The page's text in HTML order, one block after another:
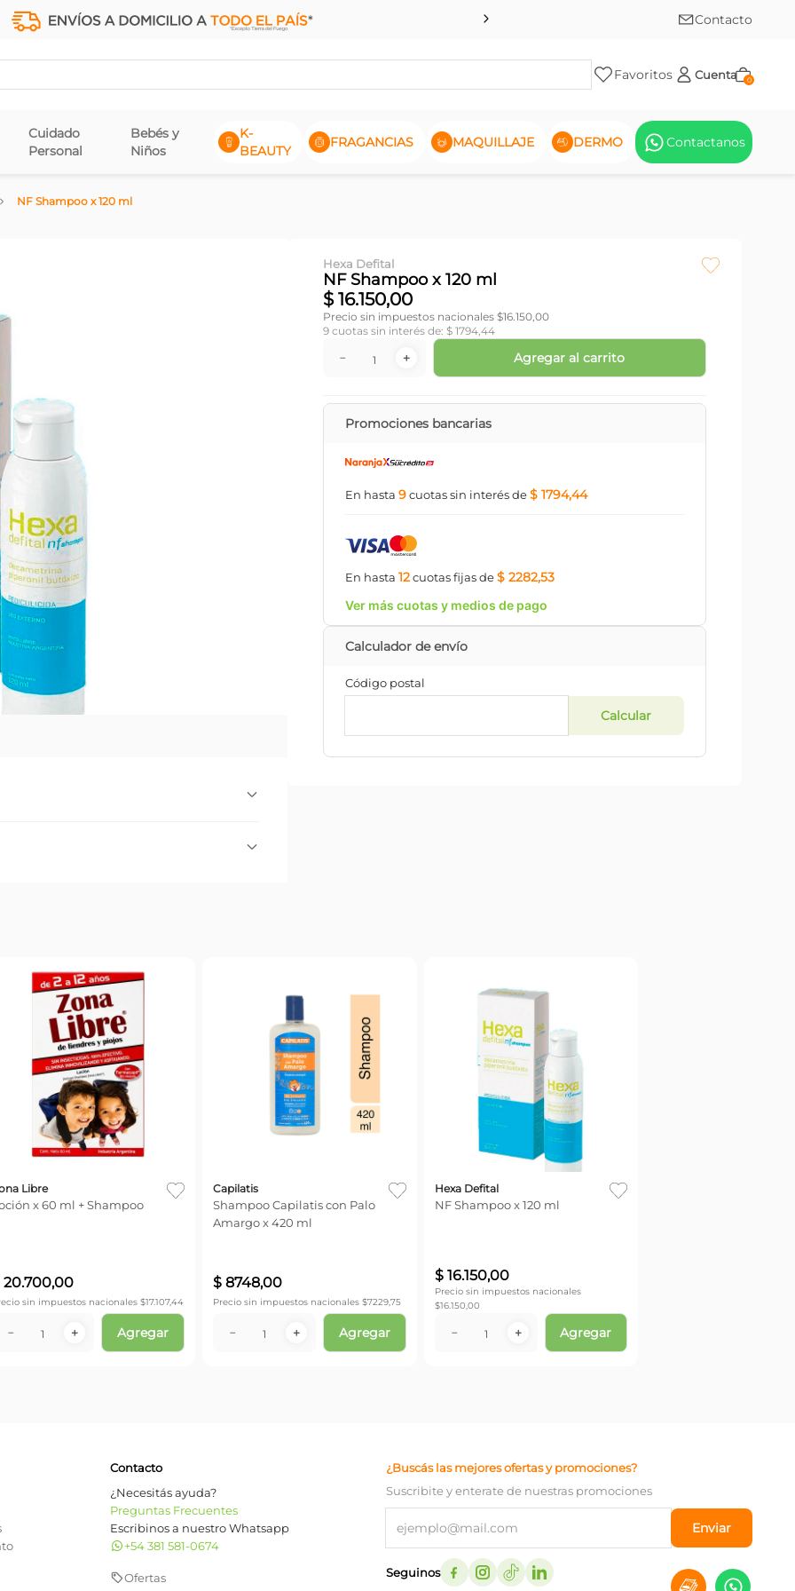
Contacto
Favoritos Cuenta 0
Cuidado
Personal
Bebés y
Niños
K-
BEAUTY
FRAGANCIAS MAQUILLAJE DERMO Contactanos
NF Shampoo x 120 ml
pediculosis del cuero cabelludo. Su
Todos
Hexa Defital
NF Shampoo x 120 ml
$ 16.150,00
Precio sin impuestos nacionales $16.150,00
9cuotas sin interés de: $ 1794,44
＋
－ Agregar al carrito
Promociones bancarias
En hasta 9cuotassin interésde$ 1794,44
En hasta 12cuotasfijasde$ 2282,53
Ver más cuotas y medios de pago
Código postal
Libre
x 60 ml + Shampoo
20.700,00
sin impuestos nacionales $17.107,44
＋
－ Agregar
Capilatis
Shampoo Capilatis con Palo
Amargo x 420 ml
$ 8748,00
Precio sin impuestos nacionales $7229,75
＋
－ Agregar
Hexa Defital
NF Shampoo x 120 ml
$ 16.150,00
Precio sin impuestos nacionales
$16.150,00
＋
－ Agregar
Contacto
¿Necesitás ayuda?
Preguntas Frecuentes
Escribinos a nuestro Whatsapp
+54 381 581-0674
Ofertas
¿Buscás las mejores ofertas y promociones?
Suscribite y enterate de nuestras promociones
Enviar
Seguinos